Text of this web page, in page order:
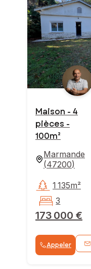
Maison - 4
pièces -
100m²
Marmande
(47200)
173 000 €
1 135m²
3
Appeler